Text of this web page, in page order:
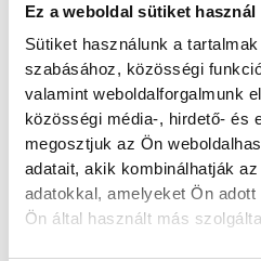
Ez a weboldal sütiket használ
Sütiket használunk a
szabásához, közösségi
valamint weboldalforgalmunk
közösségi média-, hirdető- és
megosztjuk az Ön
adatait, akik kombinálhatják
adatokkal, amelyeket Ön
Ön által használt más
TOVÁBBI
Ideiglenes
Jókai utcában